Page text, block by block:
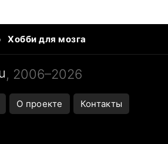
Хобби для мозга
в океанариуме
, 2006–2026
О проекте Контакты